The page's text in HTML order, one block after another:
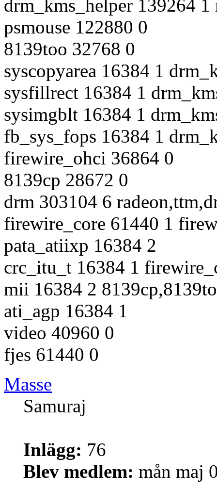
drm_kms_helper 139264 1
psmouse 122880 0
8139too 32768 0
syscopyarea 16384 1
sysfillrect 16384 1
sysimgblt 16384 1
fb_sys_fops 16384 1
firewire_ohci 36864 0
8139cp 28672 0
drm 303104 6
firewire_core 61440 1
pata_atiixp 16384 2
crc_itu_t 16384 1
mii 16384 2
ati_agp 16384 1
video 40960 0
fjes 61440 0
Masse
Samuraj
Inlägg: 76
Blev medlem: mån maj